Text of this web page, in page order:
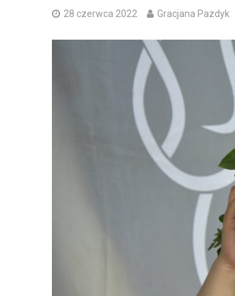
28 czerwca 2022 Gracjana Pazdyk